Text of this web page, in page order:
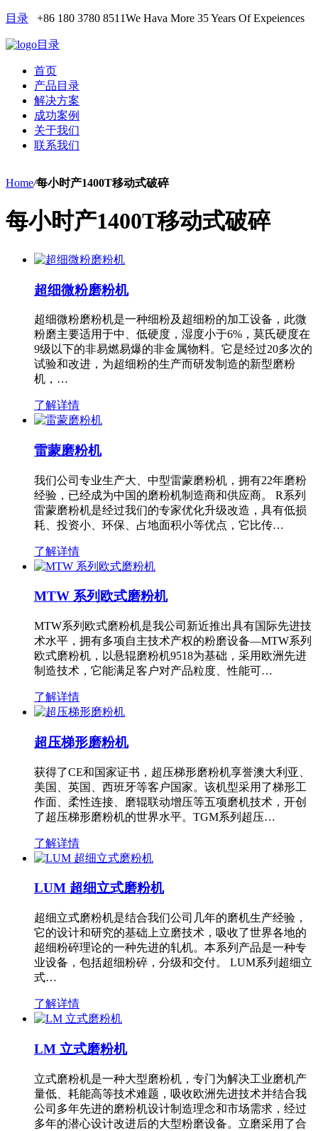
目录 +86 180 3780 8511We Hava More 35 Years Of Expeiences
目录
首页
产品目录
解决方案
成功案例
关于我们
联系我们
Home/每小时产1400T移动式破碎
每小时产1400T移动式破碎
超细微粉磨粉机
超细微粉磨粉机是一种细粉及超细粉的加工设备，此微
粉磨主要适用于中、低硬度，湿度小于6%，莫氏硬度在
9级以下的非易燃易爆的非金属物料。它是经过20多次的
试验和改进，为超细粉的生产而研发制造的新型磨粉
机，…
了解详情
雷蒙磨粉机
我们公司专业生产大、中型雷蒙磨粉机，拥有22年磨粉
经验，已经成为中国的磨粉机制造商和供应商。 R系列
雷蒙磨粉机是经过我们的专家优化升级改造，具有低损
耗、投资小、环保、占地面积小等优点，它比传…
了解详情
MTW 系列欧式磨粉机
MTW系列欧式磨粉机是我公司新近推出具有国际先进技
术水平，拥有多项自主技术产权的粉磨设备—MTW系列
欧式磨粉机，以悬辊磨粉机9518为基础，采用欧洲先进
制造技术，它能满足客户对产品粒度、性能可…
了解详情
超压梯形磨粉机
获得了CE和国家证书，超压梯形磨粉机享誉澳大利亚、
美国、英国、西班牙等客户国家。该机型采用了梯形工
作面、柔性连接、磨辊联动增压等五项磨机技术，开创
了超压梯形磨粉机的世界水平。TGM系列超压…
了解详情
LUM 超细立式磨粉机
超细立式磨粉机是结合我们公司几年的磨机生产经验，
它的设计和研究的基础上立磨技术，吸收了世界各地的
超细粉碎理论的一种先进的轧机。本系列产品是一种专
业设备，包括超细粉碎，分级和交付。 LUM系列超细立
式…
了解详情
LM 立式磨粉机
立式磨粉机是一种大型磨粉机，专门为解决工业磨机产
量低、耗能高等技术难题，吸收欧洲先进技术并结合我
公司多年先进的磨粉机设计制造理念和市场需求，经过
多年的潜心设计改进后的大型粉磨设备。立磨采用了合